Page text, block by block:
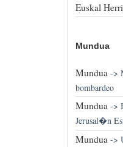
Euskal
Mundua
Mundua ->
bombardeo
Mundua->
Jerusal�n
Mundua->